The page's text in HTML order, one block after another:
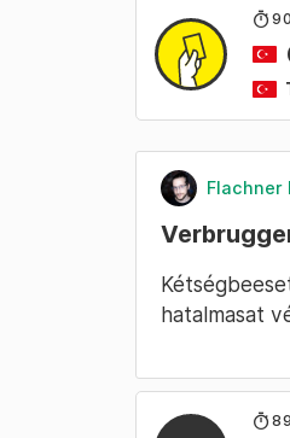
90
Flachner
hatalmasat
89